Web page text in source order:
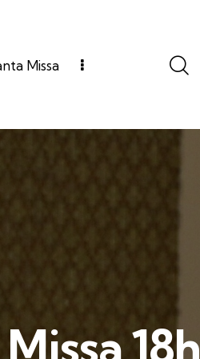
Missa
18h